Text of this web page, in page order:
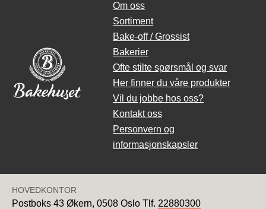
Om oss
Sortiment
Bake-off / Grossist
Bakerier
Ofte stilte spørsmål og svar
Her finner du våre produkter
Vil du jobbe hos oss?
Kontakt oss
Personvern og
informasjonskapsler
HOVEDKONTOR
Postboks 43 Økern, 0508 Oslo Tlf. 22880300